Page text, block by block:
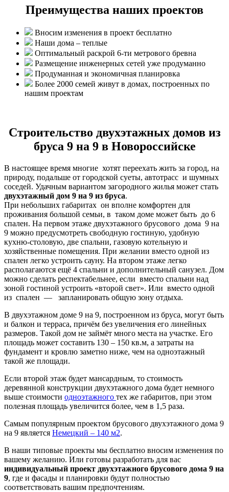
Преимущества наших проектов
Вносим изменения в проект бесплатно
Наши дома – теплые
Оптимальный раскрой 6-ти метрового бревна
Размещение инженерных сетей уже продуманно
Продуманная и экономичная планировка
Более 2000 семей живут в домах, построенных по
нашим проектам
Строительство двухэтажных домов из
бруса 9 на 9 в Новороссийске
В настоящее время многие хотят переехать жить за город, на
природу, подальше от городской суеты, автотрасс и шумных
соседей. Удачным вариантом загородного жилья может стать
двухэтажный дом 9 на 9 из бруса.
При небольших габаритах он вполне комфортен для
проживания большой семьи, в таком доме может быть до 6
спален. На первом этаже двухэтажного брусового дома 9 на
9 можно предусмотреть свободную гостиную, удобную
кухню-столовую, две спальни, газовую котельную и
хозяйственные помещения. При желании вместо одной из
спален легко устроить сауну. На втором этаже легко
располагаются ещё 4 спальни и дополнительный санузел. Дом
можно сделать респектабельнее, если вместо спальни над
зоной гостиной устроить «второй свет». Или вместо одной
из спален — запланировать общую зону отдыха.
В двухэтажном доме 9 на 9, построенном из бруса, могут быть
и балкон и терраса, причём без увеличения его линейных
размеров. Такой дом не займёт много места на участке. Его
площадь может составить 130 – 150 кв.м, а затраты на
фундамент и кровлю заметно ниже, чем на одноэтажный
такой же площади.
Если второй этаж будет мансардным, то стоимость
деревянной конструкции двухэтажного дома будет немного
выше стоимости одноэтажного тех же габаритов, при этом
полезная площадь увеличится более, чем в 1,5 раза.
Самым популярным проектом брусового двухэтажного дома 9
на 9 является Немецкий – 140 м2.
В наши типовые проекты мы бесплатно вносим изменения по
вашему желанию. Или готовы разработать для вас
индивидуальный проект двухэтажного брусового дома 9 на
9, где и фасады и планировки будут полностью
соответствовать вашим предпочтениям.